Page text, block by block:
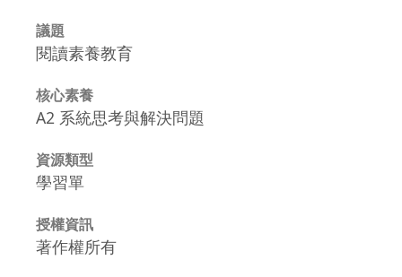
議題
閱讀素養教育
核心素養
A2 系統思考與解決問題
資源類型
學習單
授權資訊
著作權所有